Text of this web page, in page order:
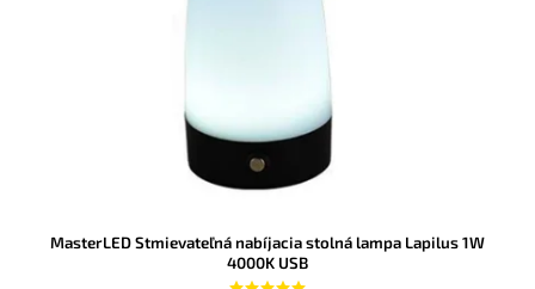
MasterLED Stmievateľná nabíjacia stolná lampa Lapilus 1W
4000K USB